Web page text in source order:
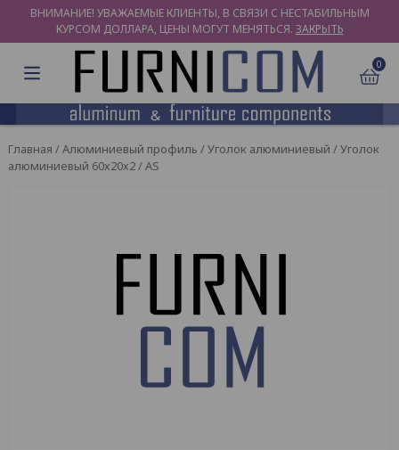
ВНИМАНИЕ! УВАЖАЕМЫЕ КЛИЕНТЫ, В СВЯЗИ С НЕСТАБИЛЬНЫМ
КУРСОМ ДОЛЛАРА, ЦЕНЫ МОГУТ МЕНЯТЬСЯ. ЗАКРЫТЬ
0
Главная /Алюминиевый профиль /Уголок алюминиевый / Уголок
алюминиевый 60х20х2 / AS